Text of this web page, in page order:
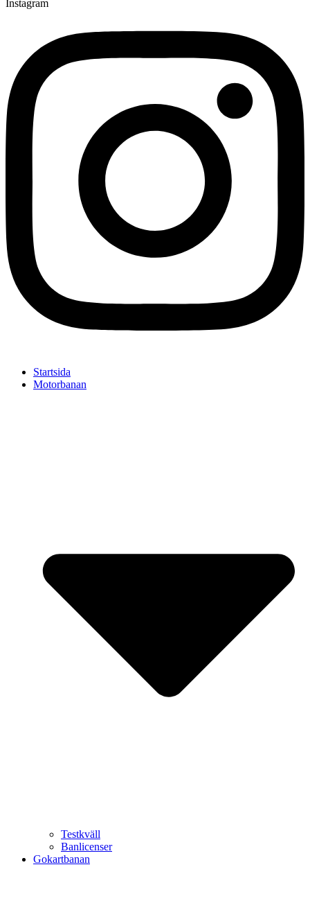
Instagram
Startsida
Motorbanan
Testkväll
Banlicenser
Gokartbanan